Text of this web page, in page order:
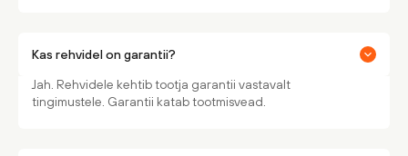
Kas rehvidel on garantii?
Jah. Rehvidele kehtib tootja garantii vastavalt
tingimustele. Garantii katab tootmisvead.